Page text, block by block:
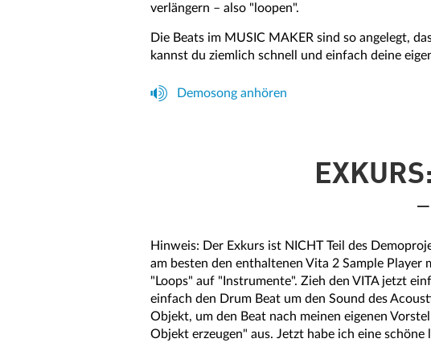
verlängern – also "loopen".
Die Beats im MUSIC MAKER sind so angelegt,
kannst du ziemlich schnell und einfach deine
Demosong anhören
Hinweis: Der Exkurs ist NICHT Teil des
am besten den enthaltenen Vita 2 Sample
"Loops" auf "Instrumente". Zieh den VITA jetzt
einfach den Drum Beat um den Sound des
Objekt, um den Beat nach meinen eigenen
Objekt erzeugen" aus. Jetzt habe ich eine